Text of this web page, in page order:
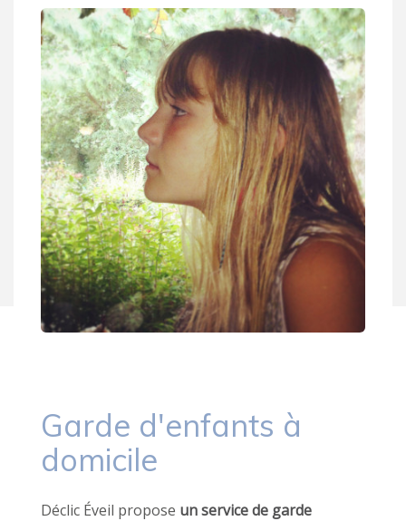
Garde d'enfants à
domicile
Déclic Éveil propose un service de garde